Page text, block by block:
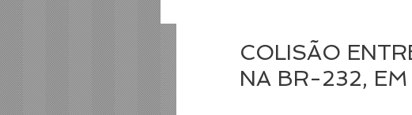
COLISÃO
NA BR-232,